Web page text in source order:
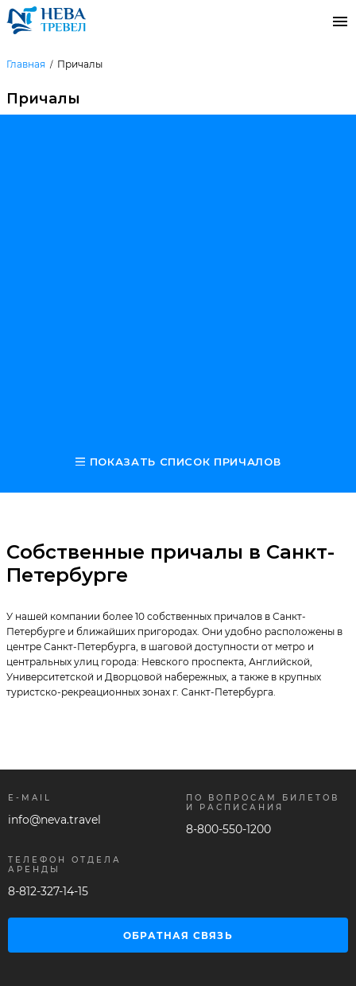
Главная Причалы
Причалы
ПОКАЗАТЬ СПИСОК ПРИЧАЛОВ
Собственные причалы в Санкт-
Петербурге
У нашей компании более 10 собственных причалов в Санкт-
Петербурге и ближайших пригородах. Они удобно расположены в
центре Санкт-Петербурга, в шаговой доступности от метро и
центральных улиц города: Невского проспекта, Английской,
Университетской и Дворцовой набережных, а также в крупных
туристско-рекреационных зонах г. Санкт-Петербурга.
E-MAIL
info@neva.travel
ПО ВОПРОСАМ БИЛЕТОВ
И РАСПИСАНИЯ
8-800-550-1200
ТЕЛЕФОН ОТДЕЛА
АРЕНДЫ
8-812-327-14-15
ОБРАТНАЯ СВЯЗЬ